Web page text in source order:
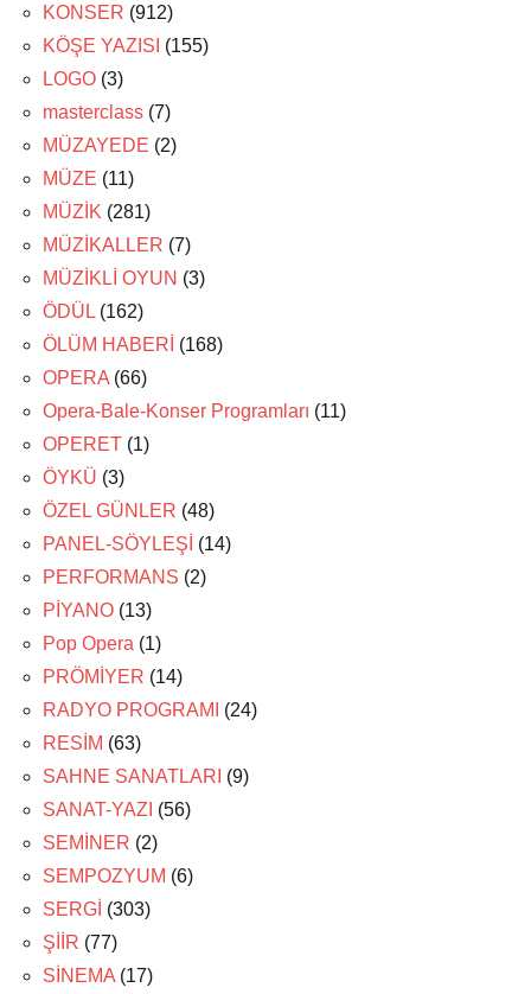
KONSER (912)
KÖŞE YAZISI (155)
LOGO (3)
masterclass (7)
MÜZAYEDE (2)
MÜZE (11)
MÜZİK (281)
MÜZİKALLER (7)
MÜZİKLİ OYUN (3)
ÖDÜL (162)
ÖLÜM HABERİ (168)
OPERA (66)
Opera-Bale-Konser Programları (11)
OPERET (1)
ÖYKÜ (3)
ÖZEL GÜNLER (48)
PANEL-SÖYLEŞİ (14)
PERFORMANS (2)
PİYANO (13)
Pop Opera (1)
PRÖMİYER (14)
RADYO PROGRAMI
(24)
RESİM (63)
SAHNE SANATLARI (9)
SANAT-YAZI (56)
SEMİNER (2)
SEMPOZYUM (6)
SERGİ (303)
ŞİİR (77)
SİNEMA (17)